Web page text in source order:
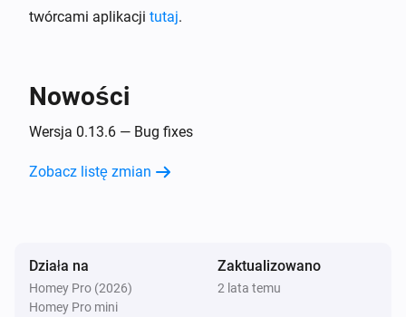
...
Tasmota device
Socket status changed to
Tasmota MQTT
Device availability status changed
twórcami aplikacji tutaj.
Nowości
Wersja 0.13.6 — Bug fixes
Zobacz listę zmian
Działa na
Homey Pro (2026)
Homey Pro mini
Zaktualizowano
2 lata temu